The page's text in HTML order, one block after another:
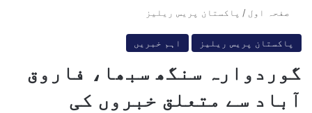
صفحہ اول / پاکستان پریس ریلیز
پاکستان پریس ریلیز اہم خبریں
گوردوارہ سنگھ سبھا، فاروق
آباد سے متعلق خبروں کی